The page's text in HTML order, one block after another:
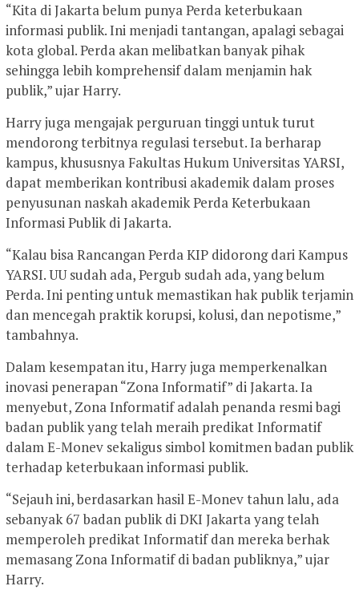
“Kita di Jakarta belum punya Perda keterbukaan
informasi publik. Ini menjadi tantangan, apalagi sebagai
kota global. Perda akan melibatkan banyak pihak
sehingga lebih komprehensif dalam menjamin hak
publik,” ujar Harry.
Harry juga mengajak perguruan tinggi untuk turut
mendorong terbitnya regulasi tersebut. Ia berharap
kampus, khususnya Fakultas Hukum Universitas YARSI,
dapat memberikan kontribusi akademik dalam proses
penyusunan naskah akademik Perda Keterbukaan
Informasi Publik di Jakarta.
“Kalau bisa Rancangan Perda KIP didorong dari Kampus
YARSI. UU sudah ada, Pergub sudah ada, yang belum
Perda. Ini penting untuk memastikan hak publik terjamin
dan mencegah praktik korupsi, kolusi, dan nepotisme,”
tambahnya.
Dalam kesempatan itu, Harry juga memperkenalkan
inovasi penerapan “Zona Informatif” di Jakarta. Ia
menyebut, Zona Informatif adalah penanda resmi bagi
badan publik yang telah meraih predikat Informatif
dalam E-Monev sekaligus simbol komitmen badan publik
terhadap keterbukaan informasi publik.
“Sejauh ini, berdasarkan hasil E-Monev tahun lalu, ada
sebanyak 67 badan publik di DKI Jakarta yang telah
memperoleh predikat Informatif dan mereka berhak
memasang Zona Informatif di badan publiknya,” ujar
Harry.